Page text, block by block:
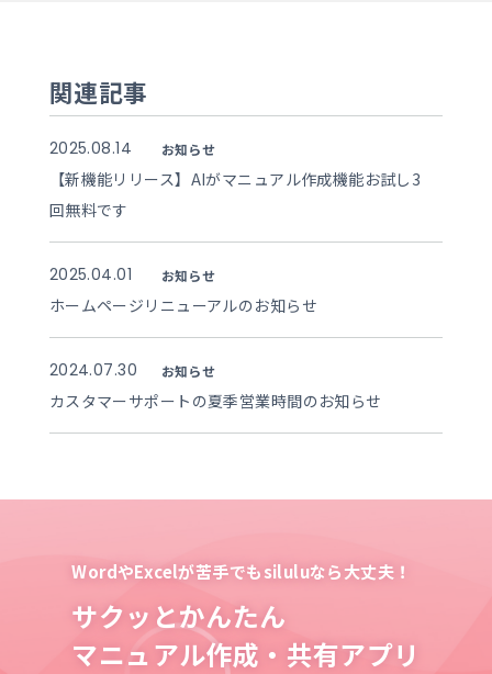
関連記事
2025.08.14 お知らせ
【新機能リリース】AIがマニュアル作成機能お試し3
回無料です
2025.04.01 お知らせ
ホームページリニューアルのお知らせ
2024.07.30 お知らせ
カスタマーサポートの夏季営業時間のお知らせ
WordやExcelが苦手でもsiluluなら大丈夫！
サクッとかんたん
マニュアル作成・共有アプリ